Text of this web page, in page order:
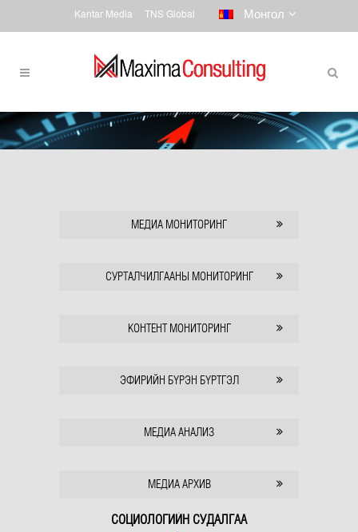
Kantar Media TNS Global Монгол
МЕДИА МОНИТОРИНГ
СУРТАЛЧИЛГААНЫ МОНИТОРИНГ
КОНТЕНТ МОНИТОРИНГ
ЭФИРИЙН БҮРЭН БҮРТГЭЛ
МЕДИА АНАЛИЗ
МЕДИА АРХИВ
СОЦИОЛОГИЙН СУДАЛГАА